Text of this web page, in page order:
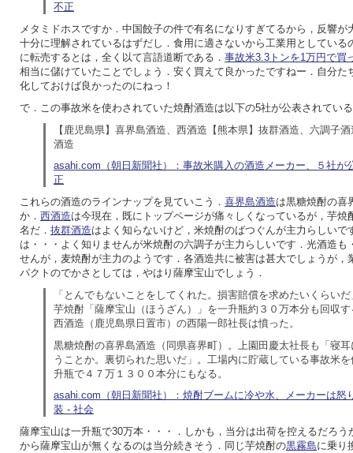
不正
メタミドホスですか．中国餃子の件で有名になりすぎてるから，反響が
十分に理解されているはずだし．食用に適さないから工業用としている
に転売するとは，全く以て言語道断である． 事故米3.3トンを1万円で買
相当に儲けていたことでしょう．安く買えて良かったですねー．自分た
化しておけば良かったのにねっ！
で．この事故米を使わされていた焼酎酒造は以下の5社が公表されてい
【鹿児島県】喜界島酒造、西酒造【熊本県】抜群酒造、六調子
酒造
asahi.com（朝日新聞社）：事故米購入の酒造メーカー、５社が
正
これらの酒造のラインナップを見ていこう． 喜界島酒造は黒糖焼酎の喜
か． 西酒造は今現在，既にトップページが痛々しくなっているが，芋焼
名だ． 抜群酒造はよく知らないけど，米焼酎のばつぐんが主力らしいで
は・・・よく知りませんが米焼酎の六調子が主力らしいです．光酒造も
せんが，麦焼酎が主力のようです．各酒造共に被害は甚大でしょうが，
パクトのでかさとしては，やはり薩摩宝山でしょう．
「とんでもないことをしてくれた。損害賠償を求めたいくらい
芋焼酎「薩摩宝山（ほうざん）」を一升瓶約３０万本分も回収
西酒造（鹿児島県日置市）の西陽一郎社長は憤った。
黒糖焼酎の喜界島酒造（同県喜界町）。上園田慶太社長も「寝
うことか。裏切られた思いだ」。工場内に貯蔵している事故米
升瓶で４７万１３００本分にもなる。
asahi.com（朝日新聞社）：焼酎ブームに冷や水、メーカーは
装 - 社会
薩摩宝山は一升瓶で30万本・・・．しかも，当分は出荷を控えるだろう
から薩摩宝山が無くなるのは当分続きそう．同じ芋焼酎の黒霧島に乗り